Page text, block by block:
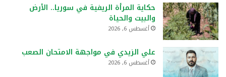
حكاية المرأة الريفية في سوريا.. الأرض
والبيت والحياة
أغسطس 6, 2026
علي الزيدي في مواجهة الامتحان الصعب
أغسطس 6, 2026